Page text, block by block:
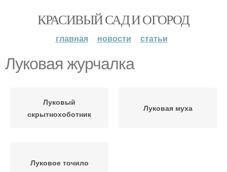
КРАСИВЫЙ САД И ОГОРОД
главная новости статьи
Луковая журчалка
Луковый
скрытнохоботник
Луковая муха
Луковое точило